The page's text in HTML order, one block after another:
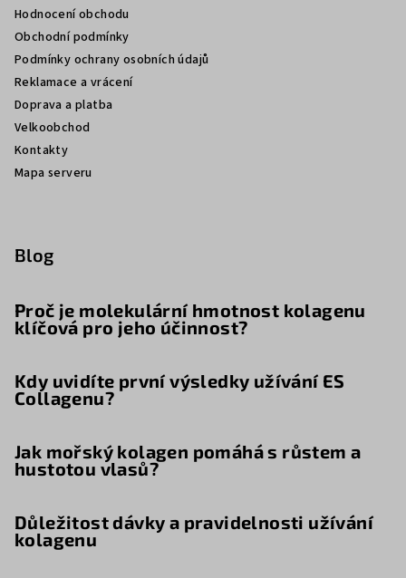
Hodnocení obchodu
Obchodní podmínky
Podmínky ochrany osobních údajů
Reklamace a vrácení
Doprava a platba
Velkoobchod
Kontakty
Mapa serveru
Blog
Proč je molekulární hmotnost kolagenu
klíčová pro jeho účinnost?
Kdy uvidíte první výsledky užívání ES
Collagenu?
Jak mořský kolagen pomáhá s růstem a
hustotou vlasů?
Důležitost dávky a pravidelnosti užívání
kolagenu